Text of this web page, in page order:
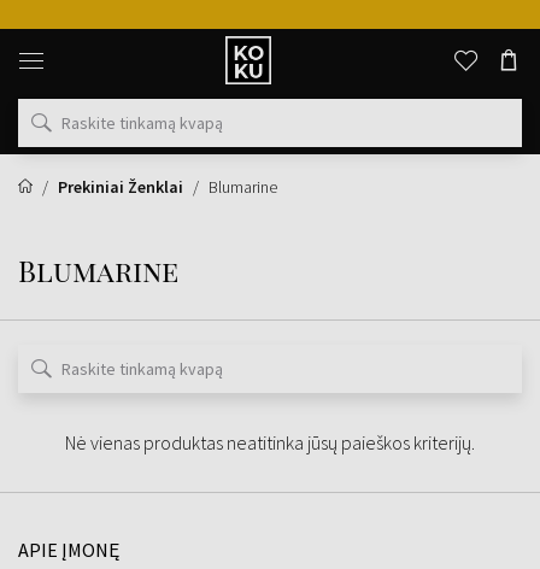
Originalūs
kvepalai
laikrodžiai
vienoje
Prekiniai Ženklai Blumarine
Blumarine
Nė vienas produktas neatitinka jūsų paieškos kriterijų.
APIE ĮMONĘ